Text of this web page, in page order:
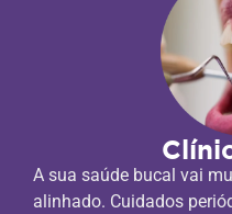
A sua saúde bucal vai
alinhado. Cuidados